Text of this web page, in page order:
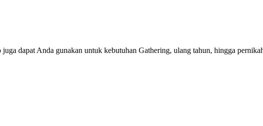
dapat Anda gunakan untuk kebutuhan Gathering, ulang tahun, hingga